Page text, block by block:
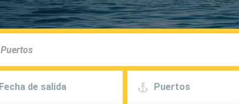
Fecha de salida Puertos